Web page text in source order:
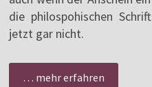
die philospohischen
jetzt gar nicht.
… mehr erfahren